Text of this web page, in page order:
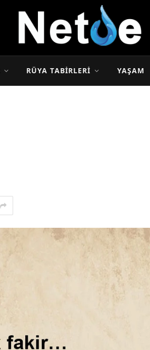
RÜYA TABIRLERI YAŞAM